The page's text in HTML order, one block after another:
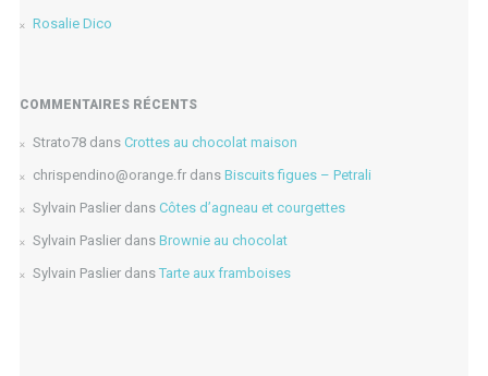
Rosalie Dico
COMMENTAIRES RÉCENTS
Strato78dans Crottes au chocolat maison
chrispendino@orange.frdans Biscuits figues – Petrali
Sylvain Paslierdans Côtes d’agneau et courgettes
Sylvain Paslierdans Brownie au chocolat
Sylvain Paslierdans Tarte aux framboises